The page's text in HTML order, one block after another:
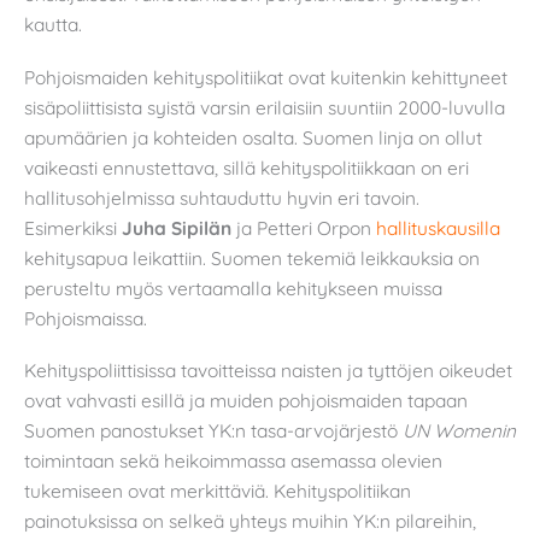
kautta.
Pohjoismaiden kehityspolitiikat ovat kuitenkin kehittyneet
sisäpoliittisista syistä varsin erilaisiin suuntiin 2000-luvulla
apumäärien ja kohteiden osalta. Suomen linja on ollut
vaikeasti ennustettava, sillä kehityspolitiikkaan on eri
hallitusohjelmissa suhtauduttu hyvin eri tavoin.
Esimerkiksi Juha Sipilän ja Petteri Orpon hallituskausilla
kehitysapua leikattiin. Suomen tekemiä leikkauksia on
perusteltu myös vertaamalla kehitykseen muissa
Pohjoismaissa.
Kehityspoliittisissa tavoitteissa naisten ja tyttöjen oikeudet
ovat vahvasti esillä ja muiden pohjoismaiden tapaan
Suomen panostukset YK:n tasa-arvojärjestö UN Womenin
toimintaan sekä heikoimmassa asemassa olevien
tukemiseen ovat merkittäviä. Kehityspolitiikan
painotuksissa on selkeä yhteys muihin YK:n pilareihin,